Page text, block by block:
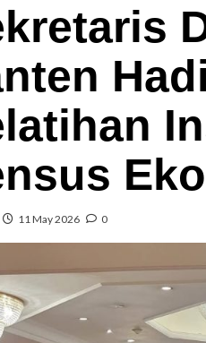
11 May 2026 0